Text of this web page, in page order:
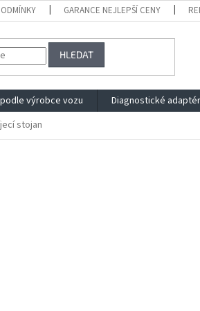
GARANCE NEJLEPŠÍ CENY
HLEDAT
výrobce vozu Diagnostické
stojan